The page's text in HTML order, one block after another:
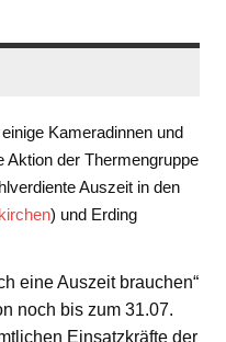
Kameradinnen und
Aktion der Thermengruppe
Auszeit in den
) und Erding
eine Auszeit brauchen“
noch bis zum 31.07.
Einsatzkräfte der